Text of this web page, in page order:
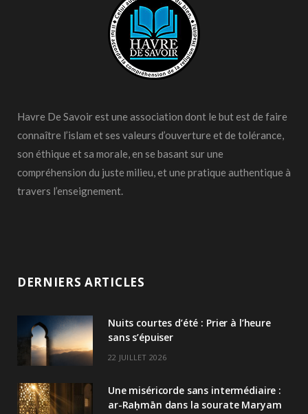
Havre De Savoir est une association dont le but est de faire
connaître l’islam et ses valeurs d’ouverture et de tolérance,
son éthique et sa morale, en se basant sur une
compréhension du juste milieu, et une pratique authentique à
travers l’enseignement.
DERNIERS ARTICLES
Nuits courtes d’été : Prier à l’heure
sans s’épuiser
22 JUILLET 2026
Une miséricorde sans intermédiaire :
ar-Raḥmān dans la sourate Maryam